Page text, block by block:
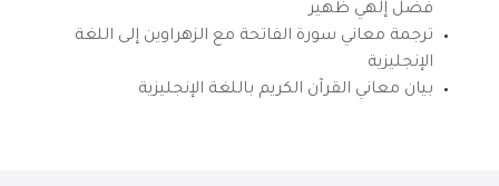
فضل إلهي ظهير
ترجمة معاني سورة الفاتحة مع الزهراوين إلى اللغة
الإنجليزية
بيان معاني القرآن الكريم باللغة الإنجليزية